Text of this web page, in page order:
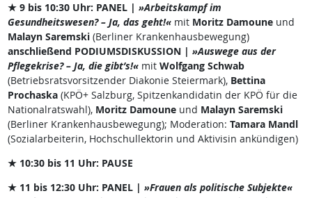
★ 9 bis 10:30 Uhr: PANEL | »Arbeitskampf im
Gesundheitswesen? – Ja, das geht!«mit Moritz Damouneund
Malayn Saremski(Berliner Krankenhausbewegung)
anschließend PODIUMSDISKUSSION | »Auswege aus der
Pflegekrise? – Ja, die gibt’s!« mit Wolfgang Schwab
(Betriebsratsvorsitzender Diakonie Steiermark), Bettina
Prochaska (KPÖ+ Salzburg, Spitzenkandidatin der KPÖ für die
Nationalratswahl), Moritz Damouneund Malayn Saremski
(Berliner Krankenhausbewegung); Moderation: Tamara Mandl
(Sozialarbeiterin, Hochschullektorin und Aktivisin ankündigen)
★ 10:30 bis 11 Uhr: PAUSE
★ 11 bis 12:30 Uhr: PANEL | »Frauen als politische Subjekte«